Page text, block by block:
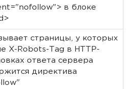
в блоке
страницы, у которых
X-Robots-Tag в HTTP-
ответа сервера
директива